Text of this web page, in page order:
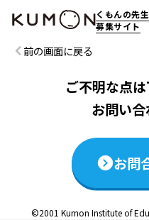
くもんの先生
募集サイト
この説明会
前の画面に戻る
ご不明な点
お問い
お問
©2001 Kumon Institute of